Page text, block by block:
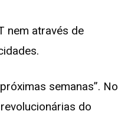
nem através de
semanas”. No
do